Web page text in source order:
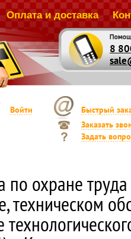
8
Оплата и доставка
Войти Быстрый
Заказать
Задать
по охране
техническом